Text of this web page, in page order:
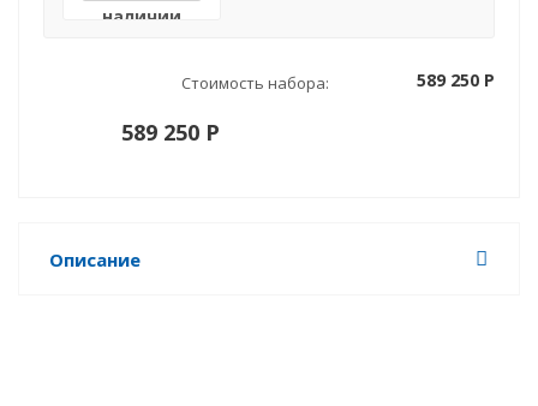
наличии
Стоимость набора: 589 250 P
589 250 P
Описание